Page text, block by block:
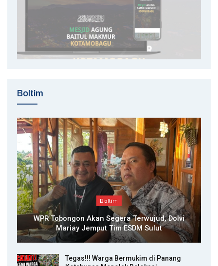
Boltim
Boltim
WPR Tobongon Akan Segera Terwujud, Dolvi
Mariay Jemput Tim ESDM Sulut
Tegas!!! Warga Bermukim di Panang